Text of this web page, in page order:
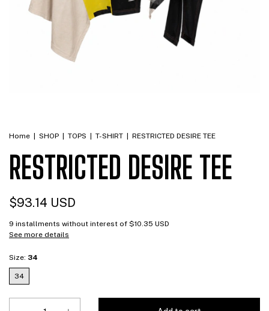
Home | SHOP | TOPS | T-SHIRT | RESTRICTED DESIRE TEE
RESTRICTED DESIRE TEE
$93.14 USD
9 installments without interest of $10.35 USD
See more details
Size: 34
34